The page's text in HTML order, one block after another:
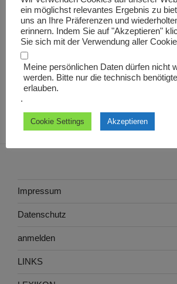
Nächster
Beitrag
WEITER
Edentarius
Impressum
Datenschutz
anmelden
LINKS
ein möglichst relevantes Ergebnis zu
uns an Ihre Präferenzen und
erinnern. Indem Sie auf "Akzeptieren"
Sie sich mit der Verwendung aller
Meine persönlichen Daten dürfen nicht
werden. Bitte nur die technisch
erlauben.
.
Cookie Settings Akzeptieren